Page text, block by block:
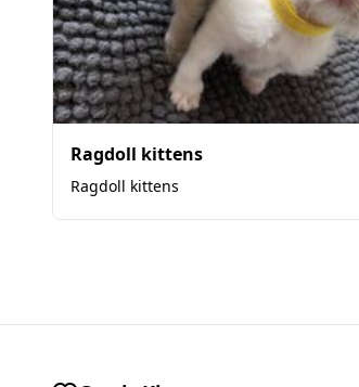
Ragdoll kittens
Ragdoll kittens